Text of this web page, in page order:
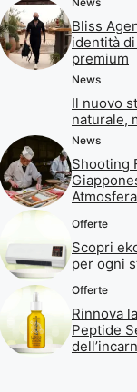
Bliss
identità
premium
News
Il nuovo
naturale,
News
Shooting
Offerte
Scopri
per ogni
Offerte
Rinnova
Peptide